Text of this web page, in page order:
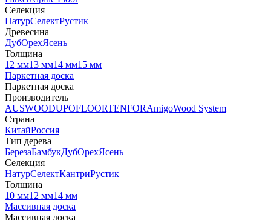
Селекция
НатурСелектРустик
Древесина
ДубОрехЯсень
Толщина
12 мм13 мм14 мм15 мм
Паркетная доска
Паркетная доска
Производитель
AUSWOODUPOFLOORTENFORAmigoWood System
Страна
КитайРоссия
Тип дерева
БерезаБамбукДубОрехЯсень
Селекция
НатурСелектКантриРустик
Толщина
10 мм12 мм14 мм
Массивная доска
Массивная доска